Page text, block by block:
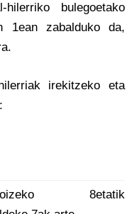
bulegoetako
1ean zabalduko da,
irekitzeko eta
8etatik